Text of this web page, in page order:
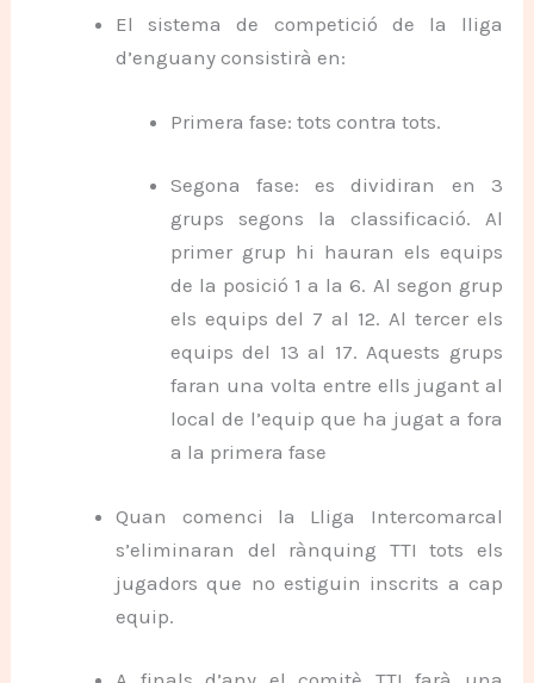
El sistema de competició de la lliga
d’enguany consistirà en:
Primera fase: tots contra tots.
Segona fase: es dividiran en 3
grups segons la classificació. Al
primer grup hi hauran els equips
de la posició 1 a la 6. Al segon grup
els equips del 7 al 12. Al tercer els
equips del 13 al 17. Aquests grups
faran una volta entre ells jugant al
local de l’equip que ha jugat a fora
a la primera fase
Quan comenci la Lliga Intercomarcal
s’eliminaran del rànquing TTI tots els
jugadors que no estiguin inscrits a cap
equip.